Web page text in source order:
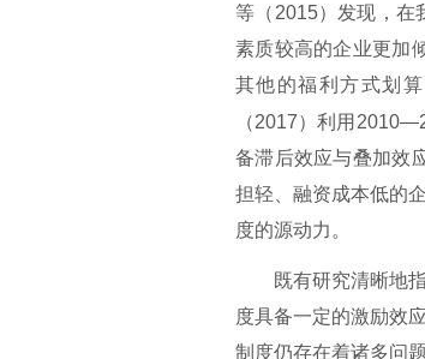
等（ 2015）发现，在
素质较高的企业更加
其他的福利方式划
（2017）利用
备滞后效应与叠加效
担轻、融资成本低的
度的源动力。
既有研究清晰地
度具备一定的激励效
制度仍存在着诸多问题